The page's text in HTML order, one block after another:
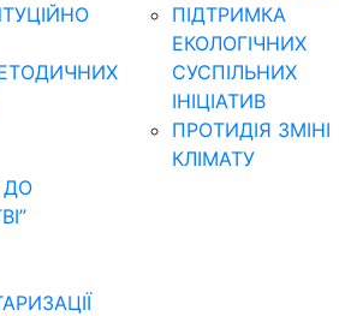
ДО
ПІДТРИМКА
ЕКОЛОГІЧНИХ
СУСПІЛЬНИХ
ІНІЦІАТИВ
ПРОТИДІЯ ЗМІНІ
КЛІМАТУ